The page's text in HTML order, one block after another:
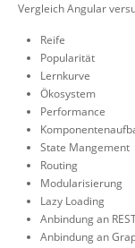
Vergleich Angular
Reife
Popularität
Lernkurve
Ökosystem
Performance
State Mangement
Routing
Modularisierung
Lazy Loading
Anbindung an
Anbindung an